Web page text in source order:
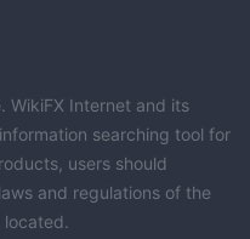
WikiFX Internet and its
searching tool for
users should
and regulations of the